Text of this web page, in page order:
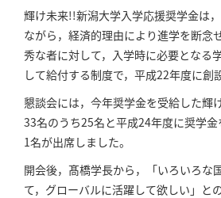
輝け未来!!新潟大学入学応援奨学金は
ながら，経済的理由により進学を断念
秀な者に対して，入学時に必要となる
して給付する制度で，平成22年度に創
懇談会には，今年奨学金を受給した輝
33名のうち25名と平成24年度に奨学
1名が出席しました。
開会後，髙橋学長から，「いろいろな
て，グローバルに活躍して欲しい」と